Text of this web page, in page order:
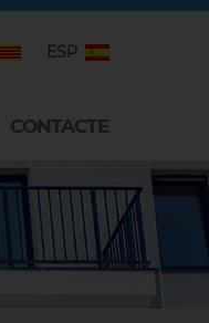
ESP
CONTACTE